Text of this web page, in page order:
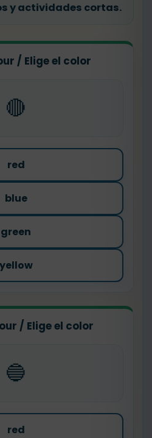
y actividades cortas.
/ Elige el color
🔴
red
blue
green
yellow
/ Elige el color
🔵
red